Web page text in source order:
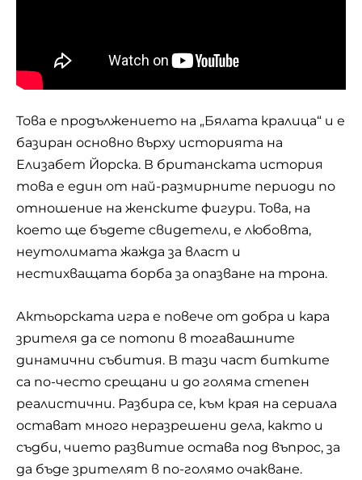
Това е продължението на „Бялата кралица“ и е
базиран основно върху историята на
Елизабет Йорска. В британската история
това е един от най-размирните периоди по
отношение на женските фигури. Това, на
което ще бъдете свидетели, е любовта,
неутолимата жажда за власт и
нестихващата борба за опазване на трона.
Актьорската игра е повече от добра и кара
зрителя да се потопи в тогавашните
динамични събития. В тази част битките
са по-често срещани и до голяма степен
реалистични. Разбира се, към края на сериала
остават много неразрешени дела, както и
съдби, чието развитие остава под въпрос, за
да бъде зрителят в по-голямо очакване.